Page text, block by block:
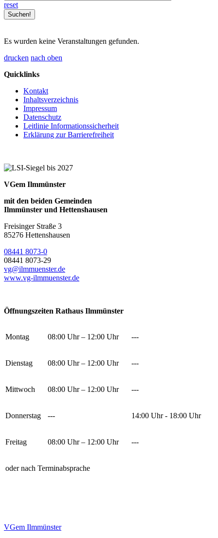
reset
Es wurden keine Veranstaltungen gefunden.
drucken nach oben
Quicklinks
Kontakt
Inhaltsverzeichnis
Impressum
Datenschutz
Leitlinie Informationssicherheit
Erklärung zur Barrierefreiheit
VGem Ilmmünster
mit den beiden Gemeinden
Ilmmünster und Hettenshausen
Freisinger Straße 3
85276 Hettenshausen
08441 8073-0
08441 8073-29
vg@ilmmuenster.de
www.vg-ilmmuenster.de
Öffnungszeiten Rathaus Ilmmünster
Montag 08:00 Uhr – 12:00 Uhr ---
Dienstag 08:00 Uhr – 12:00 Uhr ---
Mittwoch 08:00 Uhr – 12:00 Uhr ---
Donnerstag --- 14:00 Uhr - 18:00 Uhr
Freitag 08:00 Uhr – 12:00 Uhr ---
oder nach Terminabsprache
VGem Ilmmünster